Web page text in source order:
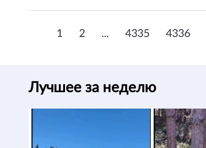
1 2 ... 4335 4336
Лучшее за неделю